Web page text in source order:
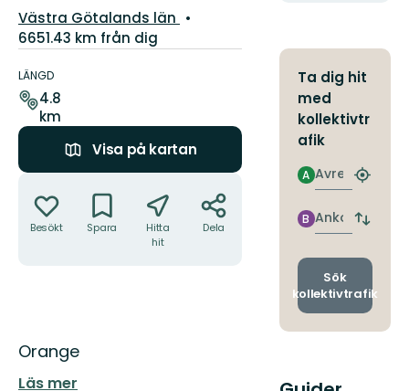
Län:
Västra Götalands län
6651.43 km från dig
om
leden
LÄNGD
4.8
km
Visa på kartan
Besökt Spara
Hitta
hit
Dela
Beskrivning
Orange
Läs mer
Ta dig hit
med
kollektivtr
afik
Avresa
A
Hitta
Ankomst
B
Byt
och
Sök
kollektivtrafik